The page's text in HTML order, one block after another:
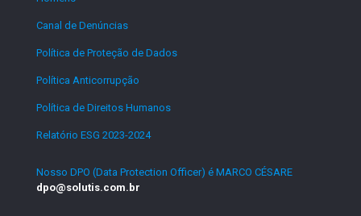
Canal de Denúncias
Política de Proteção de Dados
Política Anticorrupção
Política de Direitos Humanos
Relatório ESG 2023-2024.
Nosso DPO (Data Protection Officer) é MARCO CÉSARE
dpo@solutis.com.br